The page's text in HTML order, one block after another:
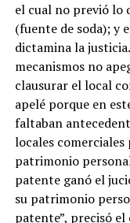
el cual no previó lo
(fuente de soda); y
dictamina la
mecanismos no
clausurar el local
apelé porque en
faltaban
locales
patrimonio
patente ganó el
su patrimonio
patente”, precisó el